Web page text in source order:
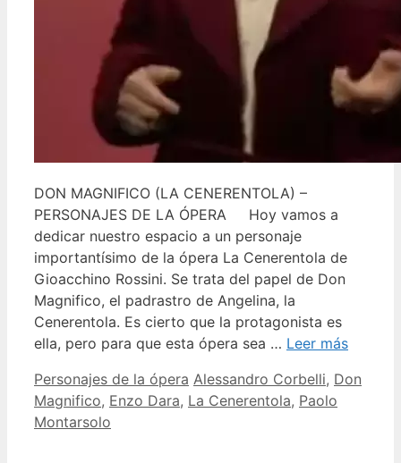
DON MAGNIFICO (LA CENERENTOLA) –
PERSONAJES DE LA ÓPERA Hoy vamos a
dedicar nuestro espacio a un personaje
importantísimo de la ópera La Cenerentola de
Gioacchino Rossini. Se trata del papel de Don
Magnifico, el padrastro de Angelina, la
Cenerentola. Es cierto que la protagonista es
ella, pero para que esta ópera sea … Leer más
Categorías
Personajes de la ópera Etiquetas
Alessandro Corbelli, Don
Magnifico, Enzo Dara, La Cenerentola, Paolo
Montarsolo